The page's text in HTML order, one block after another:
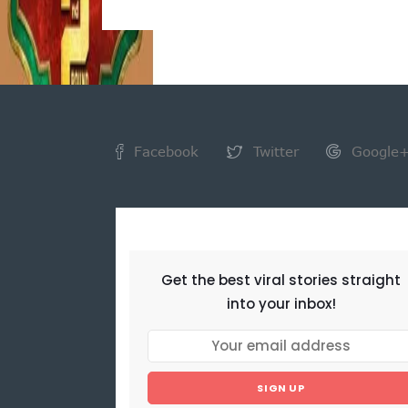
Facebook Twitter Google+
Get the best viral stories straight
into your inbox!
SIGN UP